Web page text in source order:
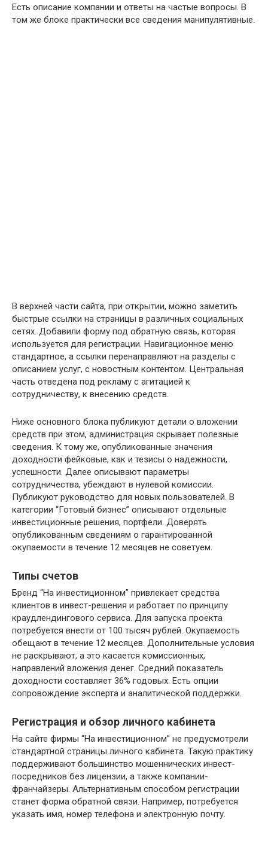
Есть описание компании и ответы на частые вопросы. В
том же блоке практически все сведения манипулятивные.
В верхней части сайта, при открытии, можно заметить
быстрые ссылки на страницы в различных социальных
сетях. Добавили форму под обратную связь, которая
используется для регистрации. Навигационное меню
стандартное, а ссылки перенаправляют на разделы с
описанием услуг, с новостным контентом. Центральная
часть отведена под рекламу с агитацией к
сотрудничеству, к внесению средств.
Ниже основного блока публикуют детали о вложении
средств при этом, администрация скрывает полезные
сведения. К тому же, опубликованные значения
доходности фейковые, как и тезисы о надежности,
успешности. Далее описывают параметры
сотрудничества, убеждают в нулевой комиссии.
Публикуют руководство для новых пользователей. В
категории “Готовый бизнес” описывают отдельные
инвестиционные решения, портфели. Доверять
опубликованным сведениям о гарантированной
окупаемости в течение 12 месяцев не советуем.
Типы счетов
Бренд “На инвестиционном” привлекает средства
клиентов в инвест-решения и работает по принципу
краудлендингового сервиса. Для запуска проекта
потребуется внести от 100 тысяч рублей. Окупаемость
обещают в течение 12 месяцев. Дополнительные условия
не раскрывают, а это касается комиссионных,
направлений вложения денег. Средний показатель
доходности составляет 36% годовых. Есть опции
сопровождение эксперта и аналитической поддержки.
Регистрация и обзор личного кабинета
На сайте фирмы “На инвестиционном” не предусмотрели
стандартной страницы личного кабинета. Такую практику
поддерживают большинство мошеннических инвест-
посредников без лицензии, а также компании-
франчайзеры. Альтернативным способом регистрации
станет форма обратной связи. Например, потребуется
указать имя, номер телефона и электронную почту.